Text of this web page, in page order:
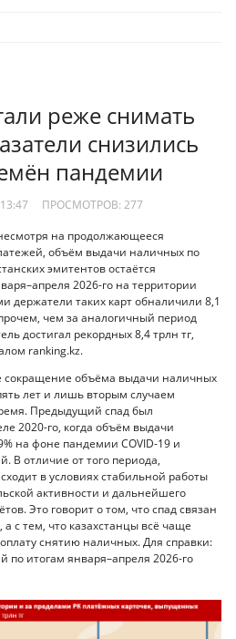
реже снимать
снизились
пандемии
ПРОСМОТРОВ: 277
на продолжающееся
объём выдачи наличных по
эмитентов остаётся
2026-го на территории
держатели таких карт обналичили 8,1
чем за аналогичный период
достигал рекордных 8,4 трлн тг,
ranking.kz.
сокращение объёма выдачи наличных
лет и лишь вторым случаем
Предыдущий спад был
2020-го, когда объём выдачи
на фоне пандемии COVID-19 и
В отличие от того периода,
в условиях стабильной работы
активности и дальнейшего
Это говорит о том, что спад связан
с тем, что казахстанцы всё чаще
снятию наличных. Для справки:
итогам января–апреля 2026-го